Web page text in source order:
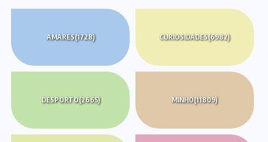
AMARES(1728) CURIOSIDADES(6982)
DESPORTO(2665) MINHO(11809)